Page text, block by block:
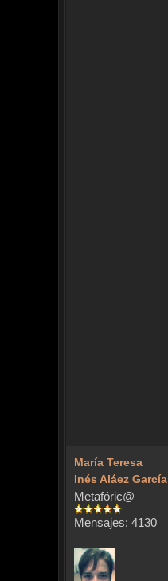
María Teresa
Inés Aláez García
Metafóric@
Mensajes: 4130